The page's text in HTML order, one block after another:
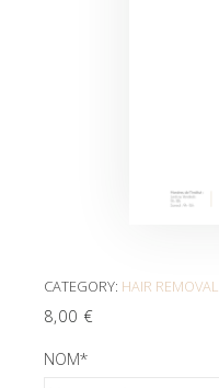
CATEGORY: HAIR REMOVAL
8,00 €
NOM*